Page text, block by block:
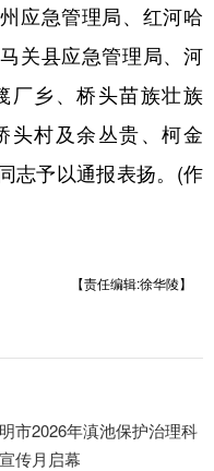
应急管理局、红河哈
关县应急管理局、河
厂乡、桥头苗族壮族
头村及余丛贵、柯金
志予以通报表扬。(作
【责任编辑:徐华陵】
市2026年滇池保护治理科
传月启幕